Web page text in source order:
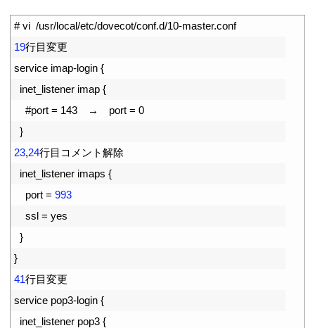
# vi  /usr/local/etc/dovecot/conf.d/10-master.conf
19行目変更
service imap-login {
inet_listener imap {
#port = 143　→　port = 0
}
23,24行目コメント解除
inet_listener imaps {
port = 993
ssl = yes
}
}
41行目変更
service pop3-login {
inet_listener pop3 {